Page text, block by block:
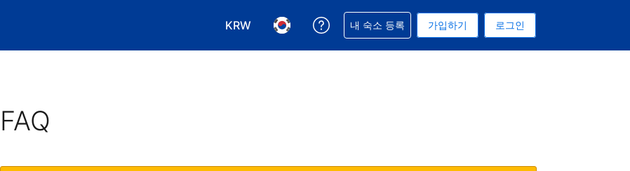
KRW
통화 선택. 현재 선택된 통화는 대한민국 원입니다
언어 선택. 현재 선택된 언어는 한국어입니다
예약과 관련해 도움을 받으실 수 있습니다
내 숙소 등록 가입하기 로그인
FAQ